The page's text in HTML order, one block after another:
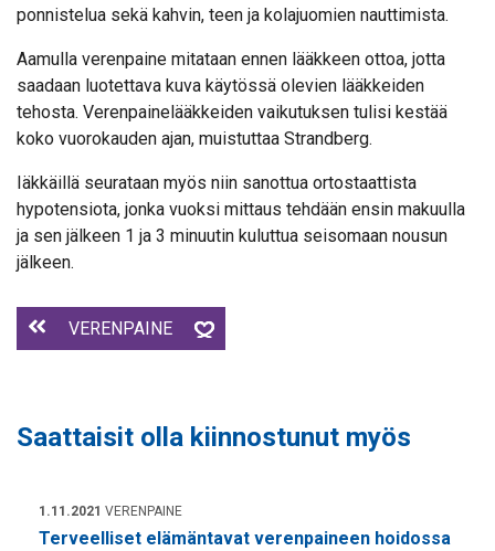
ponnistelua sekä kahvin, teen ja kolajuomien nauttimista.
Aamulla verenpaine mitataan ennen lääkkeen ottoa, jotta
saadaan luotettava kuva käytössä olevien lääkkeiden
tehosta. Verenpainelääkkeiden vaikutuksen tulisi kestää
koko vuorokauden ajan, muistuttaa Strandberg.
Iäkkäillä seurataan myös niin sanottua ortostaattista
hypotensiota, jonka vuoksi mittaus tehdään ensin makuulla
ja sen jälkeen 1 ja 3 minuutin kuluttua seisomaan nousun
jälkeen.
VERENPAINE
Saattaisit olla kiinnostunut myös
1.11.2021 VERENPAINE
Terveelliset elämäntavat verenpaineen hoidossa